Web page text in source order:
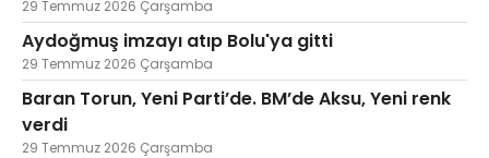
29 Temmuz 2026 Çarşamba
Aydoğmuş imzayı atıp Bolu'ya gitti
29 Temmuz 2026 Çarşamba
Baran Torun, Yeni Parti’de. BM’de Aksu, Yeni renk
verdi
29 Temmuz 2026 Çarşamba